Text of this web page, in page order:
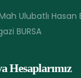
Ulubatlı Hasan
BURSA
Hesaplarımız